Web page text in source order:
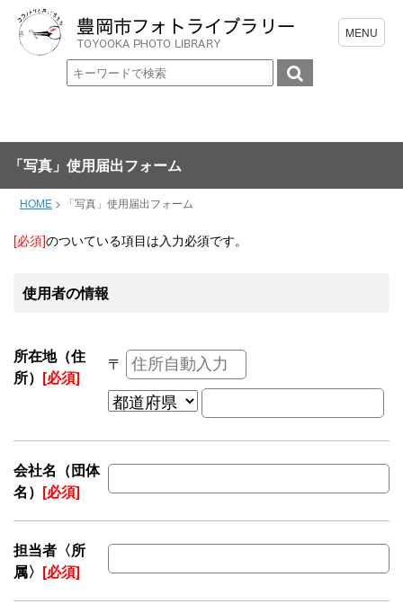
「写真」使用届出フォーム
HOME > 「写真」使用届出フォーム
[必須]のついている項目は入力必須です。
使用者の情報
所在地（住
所） [必須]
〒
会社名（団体
名） [必須]
担当者〈所
属〉 [必須]